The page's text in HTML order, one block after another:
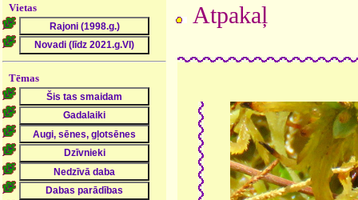
Vietas
Tēmas
Atpakaļ